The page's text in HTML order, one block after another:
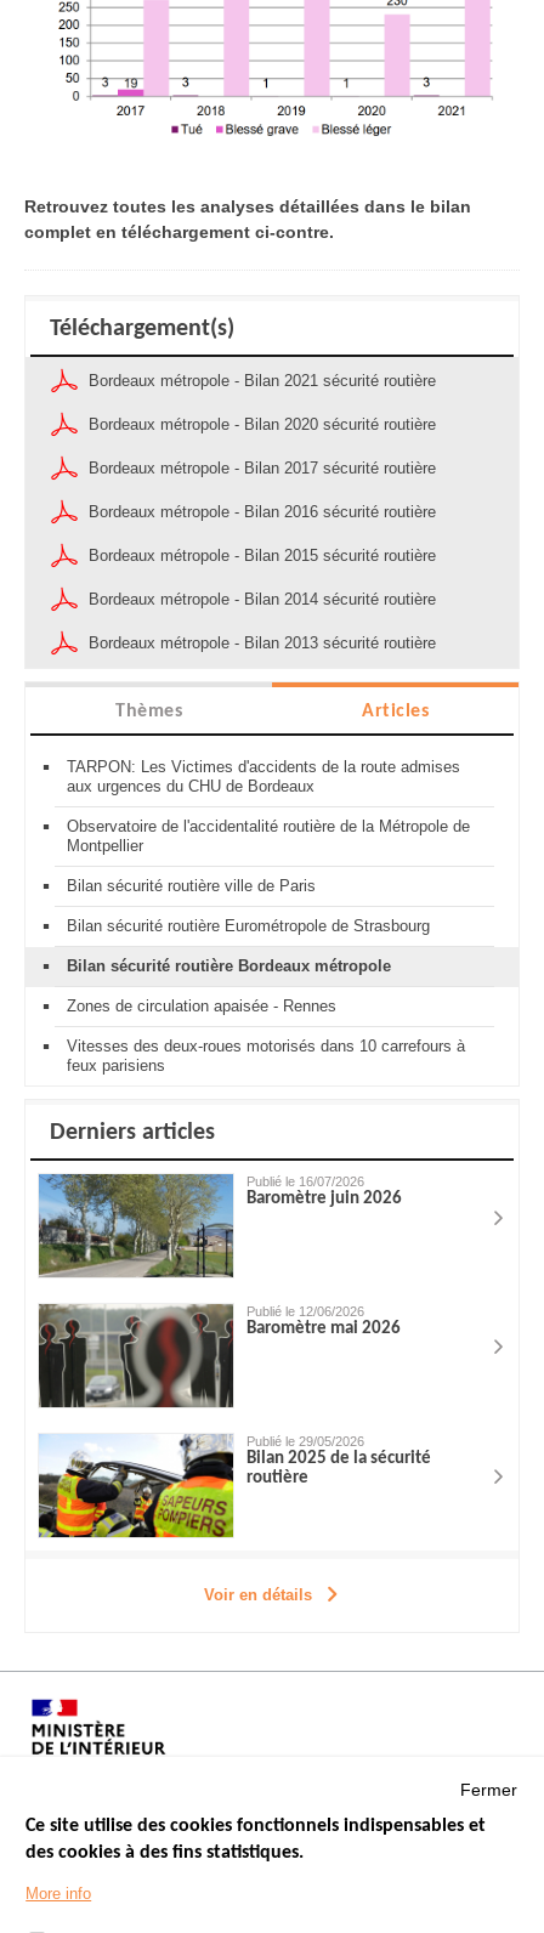
Retrouvez toutes les analyses détaillées dans le bilan
complet en téléchargement ci-contre.
Téléchargement(s)
Bordeaux métropole - Bilan 2021 sécurité routière
Bordeaux métropole - Bilan 2020 sécurité routière
Bordeaux métropole - Bilan 2017 sécurité routière
Bordeaux métropole - Bilan 2016 sécurité routière
Bordeaux métropole - Bilan 2015 sécurité routière
Bordeaux métropole - Bilan 2014 sécurité routière
Bordeaux métropole - Bilan 2013 sécurité routière
Thèmes Articles
TARPON: Les Victimes d'accidents de la route admises
aux urgences du CHU de Bordeaux
Observatoire de l'accidentalité routière de la Métropole de
Montpellier
Bilan sécurité routière ville de Paris
Bilan sécurité routière Eurométropole de Strasbourg
Bilan sécurité routière Bordeaux métropole
Zones de circulation apaisée - Rennes
Vitesses des deux-roues motorisés dans 10 carrefours à
feux parisiens
Derniers articles
Publié le 16/07/2026
Baromètre juin 2026
Publié le 12/06/2026
Baromètre mai 2026
Publié le 29/05/2026
Bilan 2025 de la sécurité
routière
Voir en détails
Menu
Footer
LES SITES PUBLICS
Fermer
Ce site utilise des cookies fonctionnels indispensables et
des cookies à des fins statistiques.
More info